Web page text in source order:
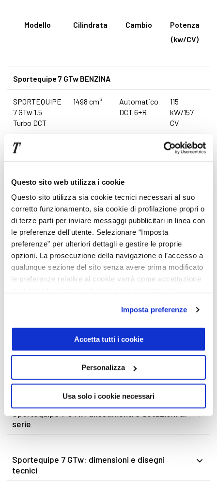
Questo sito web utilizza i cookie
Questo sito utilizza sia cookie tecnici necessari al suo
corretto funzionamento, sia cookie di profilazione propri o
di terze parti per inviare messaggi pubblicitari in linea con
le preferenze dell'utente. Selezionare “Imposta
preferenze” per ulteriori dettagli e gestire le proprie
opzioni. La prosecuzione della navigazione o l’accesso a
qualunque sezione del sito senza avere prima modificato
le preferenze relative ai cookie varrà come accettazione
Imposta preferenze
Accetta tutti i cookie
Personalizza
Usa solo i cookie necessari
Modello Cilindrata Cambio
Potenza
(kw/CV)
Sportequipe 7 GTw BENZINA
SPORTEQUIPE
7 GTw 1.5
Turbo DCT
1498 cm³
Automatico
DCT 6+R
115
kW/157
CV
SPORTEQUIPE
7 GTw 1.6 DCT
137
kW/186
SPORTEQUIPE
7 GTw 1.6 DCT
1498 cm³
Automatico
DCT 6+R
113
kW/154
I prezzi sono da considerarsi IVA e MSS Incluse.
I prezzi sono aggiornati al listino Sportequipe del 10/10/2024.
SCOPRI LE SPORTEQUIPE 7 GTw
DISPONIBILI
Sportequipe 7 GTw esterni: look imponente
Sportequipe 7 GTw: allestimenti e dotazioni di
serie
Sportequipe 7 GTw: dimensioni e disegni
tecnici